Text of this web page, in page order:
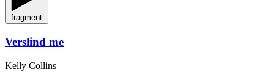
fragment
Verslind me
Kelly Collins